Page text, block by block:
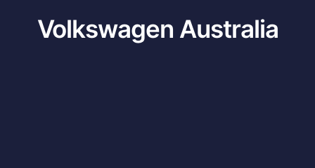
Volkswagen Australia